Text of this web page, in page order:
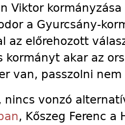
Viktor
a Gyurcsány-
az előrehozott
kormányt akar az
van, passzolni
nincs vonzó
, Kőszeg Ferenc a